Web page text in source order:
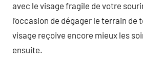
avec le visage fragile de votre
l’occasion de dégager le terrain de
visage reçoive encore mieux les
ensuite.